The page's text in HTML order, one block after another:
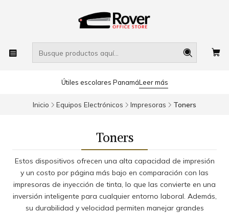
Útiles escolares PanamáLeer más
Inicio Equipos Electrónicos Impresoras Toners
Toners
Estos dispositivos ofrecen una alta capacidad de impresión
y un costo por página más bajo en comparación con las
impresoras de inyección de tinta, lo que las convierte en una
inversión inteligente para cualquier entorno laboral. Además,
su durabilidad y velocidad permiten manejar grandes